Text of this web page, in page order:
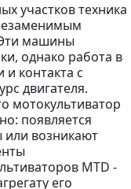
участков техника
машины
однако работа в
контакта с
двигателя.
мотокультиватор
появляется
возникают
MTD -
его